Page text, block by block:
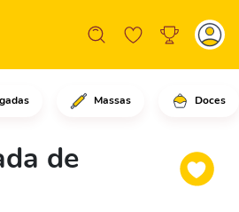
Massas Doces
de
de maisena até